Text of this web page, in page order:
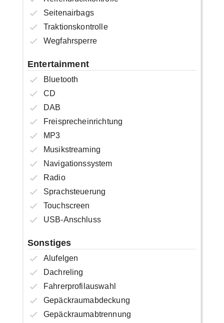
Seitenairbags
Traktionskontrolle
Wegfahrsperre
Entertainment
Bluetooth
CD
DAB
Freisprecheinrichtung
MP3
Musikstreaming
Navigationssystem
Radio
Sprachsteuerung
Touchscreen
USB-Anschluss
Sonstiges
Alufelgen
Dachreling
Fahrerprofilauswahl
Gepäckraumabdeckung
Gepäckraumabtrennung